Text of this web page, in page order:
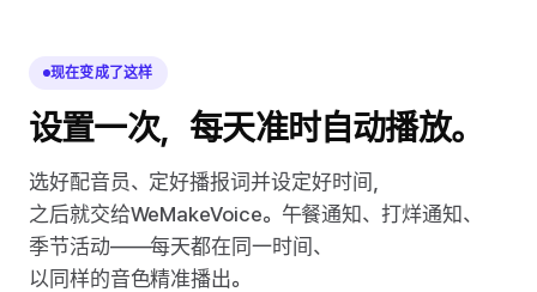
现在变成了这样
设置一次，每天准时自动播放。
选好配音员、定好播报词并设定好时间，
之后就交给WeMakeVoice。午餐通知、打烊通知、
季节活动——每天都在同一时间、
以同样的音色精准播出。